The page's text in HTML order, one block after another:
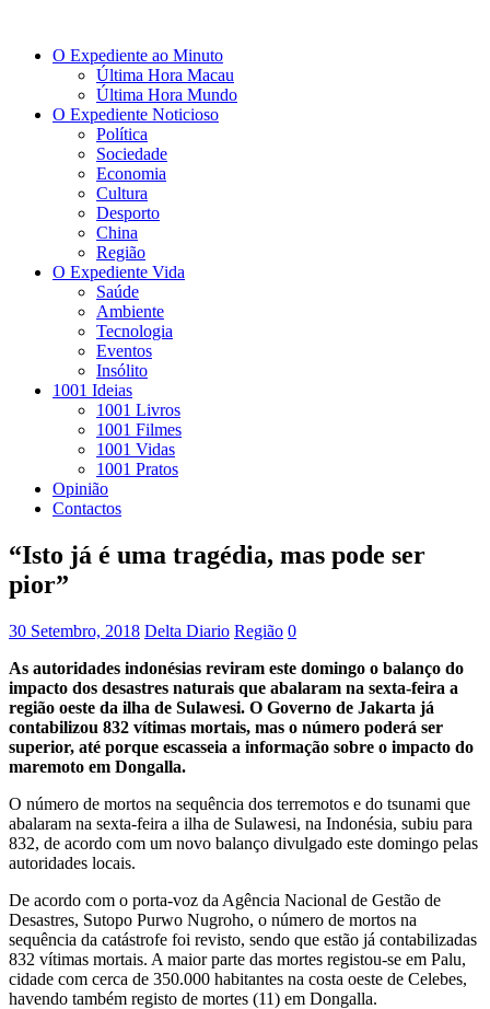
O Expediente ao Minuto
Última Hora Macau
Última Hora Mundo
O Expediente Noticioso
Política
Sociedade
Economia
Cultura
Desporto
China
Região
O Expediente Vida
Saúde
Ambiente
Tecnologia
Eventos
Insólito
1001 Ideias
1001 Livros
1001 Filmes
1001 Vidas
1001 Pratos
Opinião
Contactos
“Isto já é uma tragédia, mas pode ser
pior”
30 Setembro, 2018 Delta Diario Região 0
As autoridades indonésias reviram este domingo o balanço do
impacto dos desastres naturais que abalaram na sexta-feira a
região oeste da ilha de Sulawesi. O Governo de Jakarta já
contabilizou 832 vítimas mortais, mas o número poderá ser
superior, até porque escasseia a informação sobre o impacto do
maremoto em Dongalla.
O número de mortos na sequência dos terremotos e do tsunami que
abalaram na sexta-feira a ilha de Sulawesi, na Indonésia, subiu para
832, de acordo com um novo balanço divulgado este domingo pelas
autoridades locais.
De acordo com o porta-voz da Agência Nacional de Gestão de
Desastres, Sutopo Purwo Nugroho, o número de mortos na
sequência da catástrofe foi revisto, sendo que estão já contabilizadas
832 vítimas mortais. A maior parte das mortes registou-se em Palu,
cidade com cerca de 350.000 habitantes na costa oeste de Celebes,
havendo também registo de mortes (11) em Dongalla.